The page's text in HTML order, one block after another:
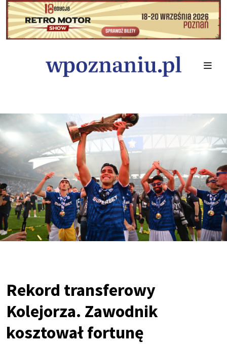
Rekord transferowy
Kolejorza. Zawodnik
kosztował fortunę